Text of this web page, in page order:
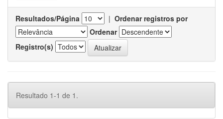
Resultados/Página | Ordenar registros por
Ordenar
Registro(s)
Resultado 1-1 de 1.